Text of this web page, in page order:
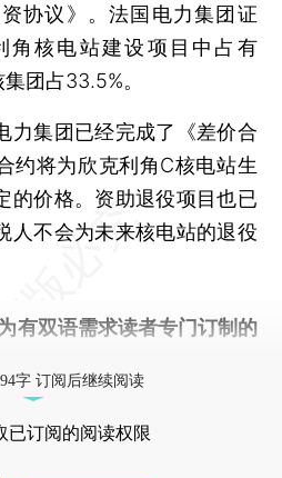
协议》。法国电力集团证
角核电站建设项目中占有
团占33.5%。
集团已经完成了《差价合
约将为欣克利角C核电站生
的价格。资助退役项目也已
人不会为未来核电站的退役
有双语需求读者专门订制的
字 订阅后继续阅读
已订阅的阅读权限